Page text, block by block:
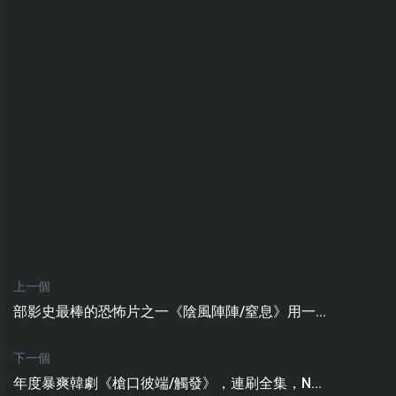
上一個
部影史最棒的恐怖片之一《陰風陣陣/窒息》用一...
下一個
年度暴爽韓劇《槍口彼端/觸發》，連刷全集，N...